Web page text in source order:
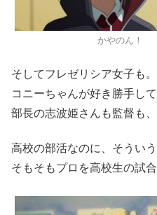
かやのん！
そしてフレゼリシア女子も。
コニーちゃんが好き勝手して
部長の志波姫さんも監督も
高校の部活なのに、そうい
そもそもプロを高校生の試合